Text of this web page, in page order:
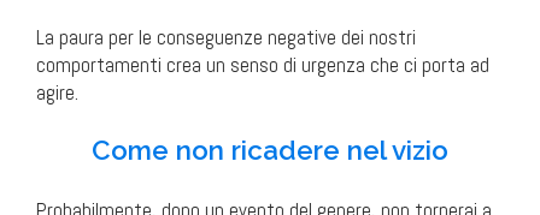
La paura per le conseguenze negative dei nostri
comportamenti crea un senso di urgenza che ci porta ad
agire.
Come non ricadere nel vizio